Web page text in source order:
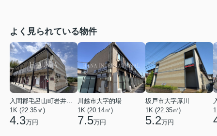
よく見られている物件
入間郡毛呂山町岩井西１丁目
1K (22.35㎡)
4.3万円
川越市大字的場
1K (20.14㎡)
7.5万円
坂戸市大字厚川
1K (22.35㎡)
5.2万円